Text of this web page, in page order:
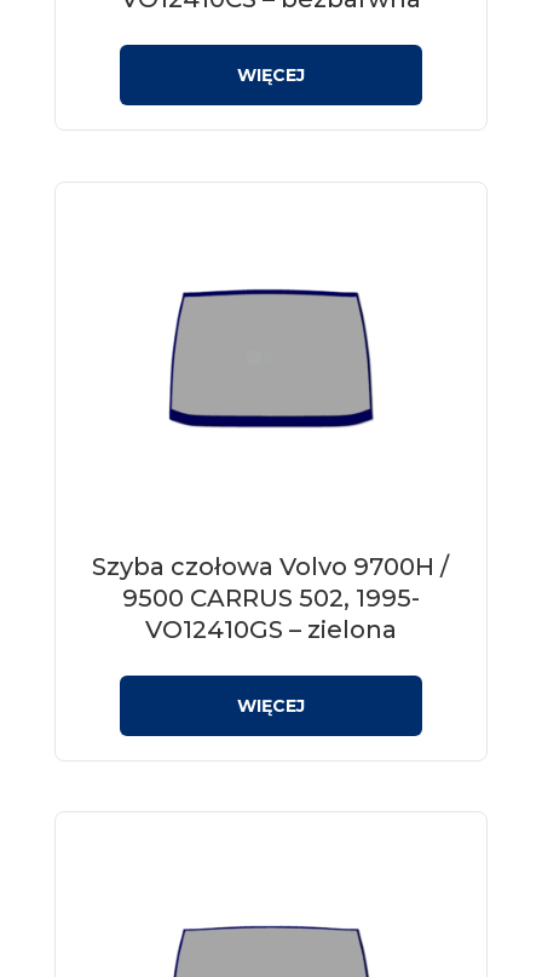
Szyba czołowa Volvo 9700H /
9500 CARRUS 502, 1995-
VO12410GS – zielona